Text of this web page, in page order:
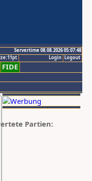
Servertime 08.08.2026 05:07:48
Logout
Login
FIDE
Partien: